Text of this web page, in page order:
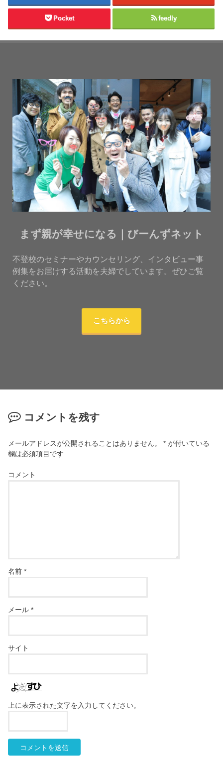
Pocket feedly
まず親が幸せになる｜びーんずネット
不登校のセミナーやカウンセリング、インタビュー事
例集をお届けする活動を夫婦でしています。ぜひご覧
ください。
こちらから
コメントを残す
メールアドレスが公開されることはありません。 * が付いている
欄は必須項目です
コメント
名前*
メール*
サイト
上に表示された文字を入力してください。